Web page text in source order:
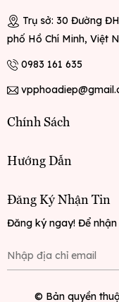
Trụ sở: 30 Đường
phố Hồ Chí Minh, Việt
0983 161 635
Chính Sách
Hướng Dẫn
Đăng Ký Nhận Tin
Đăng ký ngay! Để
© Bản quyền